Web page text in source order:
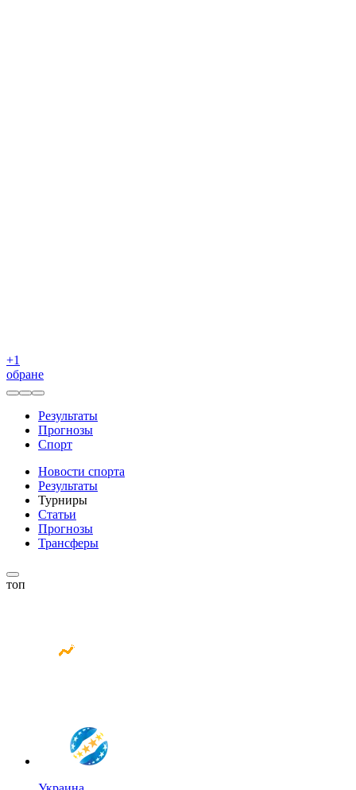
+1
обране
Результаты
Прогнозы
Спорт
Новости спорта
Результаты
Турниры
Статьи
Прогнозы
Трансферы
топ